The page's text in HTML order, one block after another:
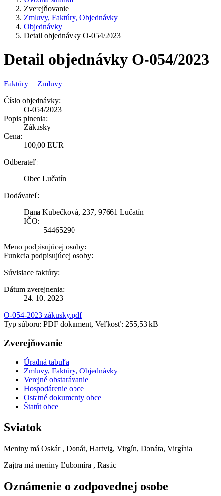
Zverejňovanie
Zmluvy, Faktúry, Objednávky
Objednávky
Detail objednávky O-054/2023
Detail objednávky O-054/2023
Faktúry | Zmluvy
Číslo objednávky:
O-054/2023
Popis plnenia:
Zákusky
Cena:
100,00 EUR
Odberateľ:
Obec Lučatín
Dodávateľ:
Dana Kubečková, 237, 97661 Lučatín
IČO:
54465290
Meno podpisujúcej osoby:
Funkcia podpisujúcej osoby:
Súvisiace faktúry:
Dátum zverejnenia:
24. 10. 2023
O-054-2023 zákusky.pdf
Typ súboru: PDF dokument, Veľkosť: 255,53 kB
Zverejňovanie
Úradná tabuľa
Zmluvy, Faktúry, Objednávky
Verejné obstarávanie
Hospodárenie obce
Ostatné dokumenty obce
Štatút obce
Sviatok
Meniny má Oskár , Donát, Hartvig, Virgín, Donáta, Virgínia
Zajtra má meniny Ľubomíra , Rastic
Oznámenie o zodpovednej osobe